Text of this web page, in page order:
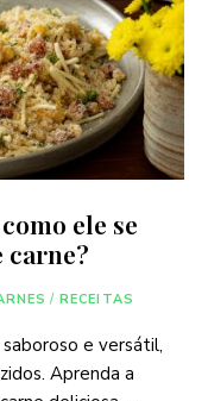
ele se
carne?
/ RECEITAS
e versátil,
Aprenda a